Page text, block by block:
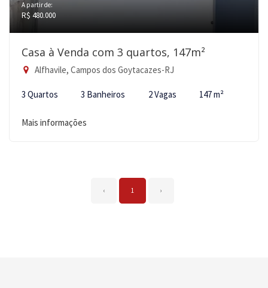
A partir de:
R$ 480.000
Casa à Venda com 3 quartos, 147m²
Alfhavile, Campos dos Goytacazes-RJ
3 Quartos 3 Banheiros 2 Vagas 147 m²
Mais informações
‹ 1 ›